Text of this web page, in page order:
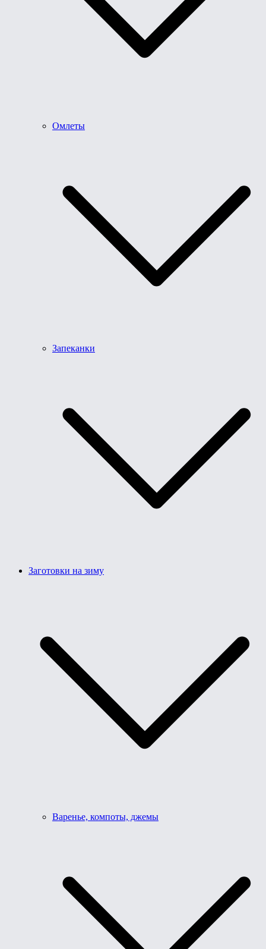
Омлеты
Запеканки
Заготовки на зиму
Варенье, компоты, джемы